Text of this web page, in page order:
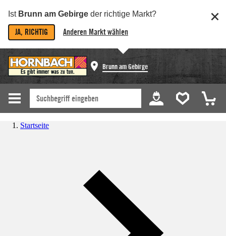
Ist Brunn am Gebirge der richtige Markt?
JA, RICHTIG Anderen Markt wählen
Brunn am Gebirge
Startseite